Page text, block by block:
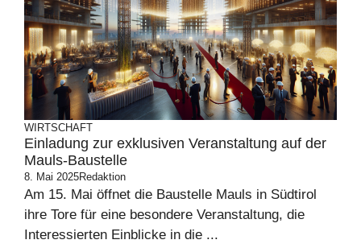
WIRTSCHAFT
Einladung zur exklusiven Veranstaltung auf der
Mauls-Baustelle
8. Mai 2025Redaktion
Am 15. Mai öffnet die Baustelle Mauls in Südtirol
ihre Tore für eine besondere Veranstaltung, die
Interessierten Einblicke in die ...